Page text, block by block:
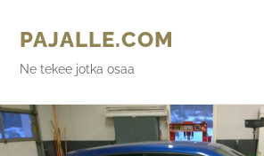
PAJALLE.COM
Ne tekee jotka osaa